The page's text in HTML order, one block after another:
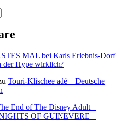
MAL bei Karls Erlebnis-Dorf
der Hype wirklich?
Touri-Klischee adé – Deutsche
End of The Disney Adult –
OF GUINEVERE –